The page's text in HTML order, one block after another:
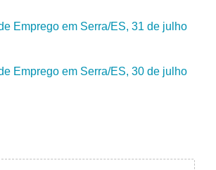
Emprego em Serra/ES, 31 de julho
Emprego em Serra/ES, 30 de julho